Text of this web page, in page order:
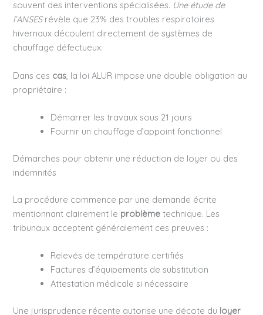
souvent des interventions spécialisées. Une étude de
l’ANSESrévèle que 23% des troubles respiratoires
hivernaux découlent directement de systèmes de
chauffage défectueux.
Dans ces cas , la loi ALUR impose une double obligation au
propriétaire :
Démarrer les travaux sous 21 jours
Fournir un chauffage d’appoint fonctionnel
Démarches pour obtenir une réduction de loyer ou des
indemnités
La procédure commence par une demande écrite
mentionnant clairement le problème technique. Les
tribunaux acceptent généralement ces preuves :
Relevés de température certifiés
Factures d’équipements de substitution
Attestation médicale si nécessaire
Une jurisprudence récente autorise une décote du loyer